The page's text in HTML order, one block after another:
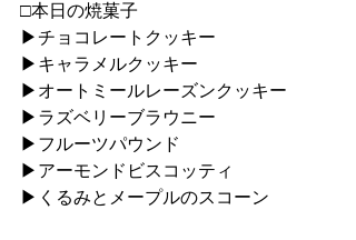
□本日の焼菓子
▶︎チョコレートクッキー
▶︎キャラメルクッキー
▶︎オートミールレーズンクッキー
▶︎ラズベリーブラウニー
▶︎フルーツパウンド
▶︎アーモンドビスコッティ
▶︎くるみとメープルのスコーン